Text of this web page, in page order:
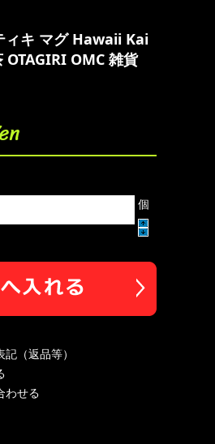
キ マグ Hawaii Kai
OTAGIRI OMC 雑貨
個
（返品等）
わせる